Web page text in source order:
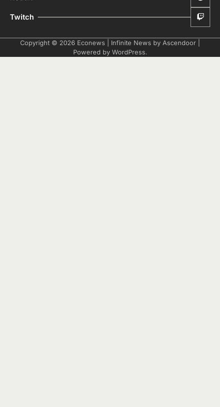
Twitch
Copyright © 2026 Econews | Infinite News by Ascendoor
Powered by WordPress.